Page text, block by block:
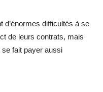
d’énormes difficultés à se
de leurs contrats, mais
se fait payer aussi